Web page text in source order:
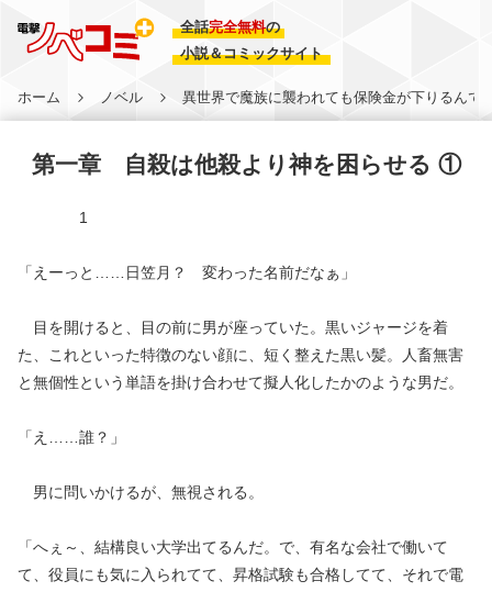
全話完全無料の
小説＆コミックサイト
ホーム ノベル 異世界で魔族に襲われても保険金が下りるんで
第一章 自殺は他殺より神を困らせる ①
1
「えーっと……日笠月？ 変わった名前だなぁ」
目を開けると、目の前に男が座っていた。黒いジャージを着
た、これといった特徴のない顔に、短く整えた黒い髪。人畜無害
と無個性という単語を掛け合わせて擬人化したかのような男だ。
「え……誰？」
男に問いかけるが、無視される。
「へぇ～、結構良い大学出てるんだ。で、有名な会社で働いて
て、役員にも気に入られてて、昇格試験も合格してて、それで電